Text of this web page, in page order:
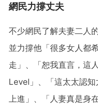
網民力撐丈夫
不少網民了解夫妻二人
並力撐他「很多女人都
走」、「恕我直言，這
Level」、「這太太認
上進」、「人妻真是身